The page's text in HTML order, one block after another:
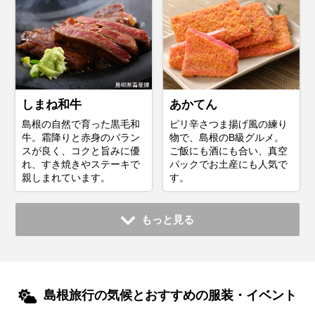
しまね和牛
島根の自然で育った黒毛和
牛。霜降りと赤身のバラン
スが良く、コクと旨みに優
れ、すき焼きやステーキで
親しまれています。
あかてん
ピリ辛さつま揚げ風の練り
物で、島根のB級グルメ。
ご飯にも酒にも合い、真空
パックでお土産にも人気で
す。
もっと見る
島根旅行の気候とおすすめの服装・イベント